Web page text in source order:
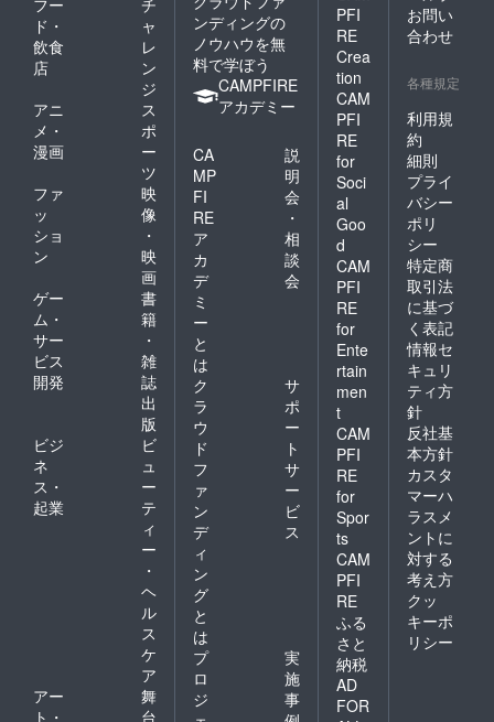
ド・
飲食
店
ャ
レ
ン
ジ
アニ
メ・
漫画
ス
ポ
ー
ツ
ファ
ッ
ショ
ン
映
像
・
映
画
ゲー
ム・
サー
ビス
開発
書
籍
・
雑
誌
出
版
ビジ
ネ
ス・
起業
ビ
ュ
ー
テ
ィ
ー
・
ヘ
ル
ス
ケ
ア
アー
ト・
舞
台
ンディングの
ノウハウを無
料で学ぼう
CAMPFIRE
アカデミー
CA
MP
FI
RE
ア
カ
デ
ミ
ー
と
は
説
明
会
・
相
談
会
ク
ラ
ウ
ド
フ
ァ
ン
デ
ィ
ン
グ
と
は
サ
ポ
ー
ト
サ
ー
ビ
ス
プ
ロ
ジ
実
施
事
PFI
RE
Crea
tion
CAM
PFI
RE
for
Soci
al
Goo
d
CAM
PFI
RE
for
Ente
rtain
men
t
CAM
PFI
RE
for
Spor
ts
CAM
PFI
RE
ふる
さと
納税
AD
FOR
お問い
合わせ
各種規定
利用規
約
細則
プライ
バシー
ポリ
シー
特定商
取引法
に基づ
く表記
情報セ
キュリ
ティ方
針
反社基
本方針
カスタ
マーハ
ラスメ
ントに
対する
考え方
クッ
キーポ
リシー